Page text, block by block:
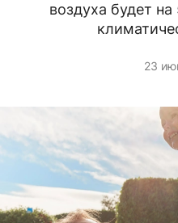
воздуха будет
23